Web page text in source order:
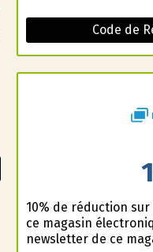
Code de
10% de réduction
ce magasin
newsletter de ce